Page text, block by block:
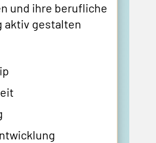
und ihre berufliche
aktiv gestalten